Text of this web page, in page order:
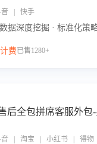
| 快手
据深度挖掘 · 标准化策
费已售1280+
后全包拼席客服外包
| 淘宝 | 小红书 | 得物